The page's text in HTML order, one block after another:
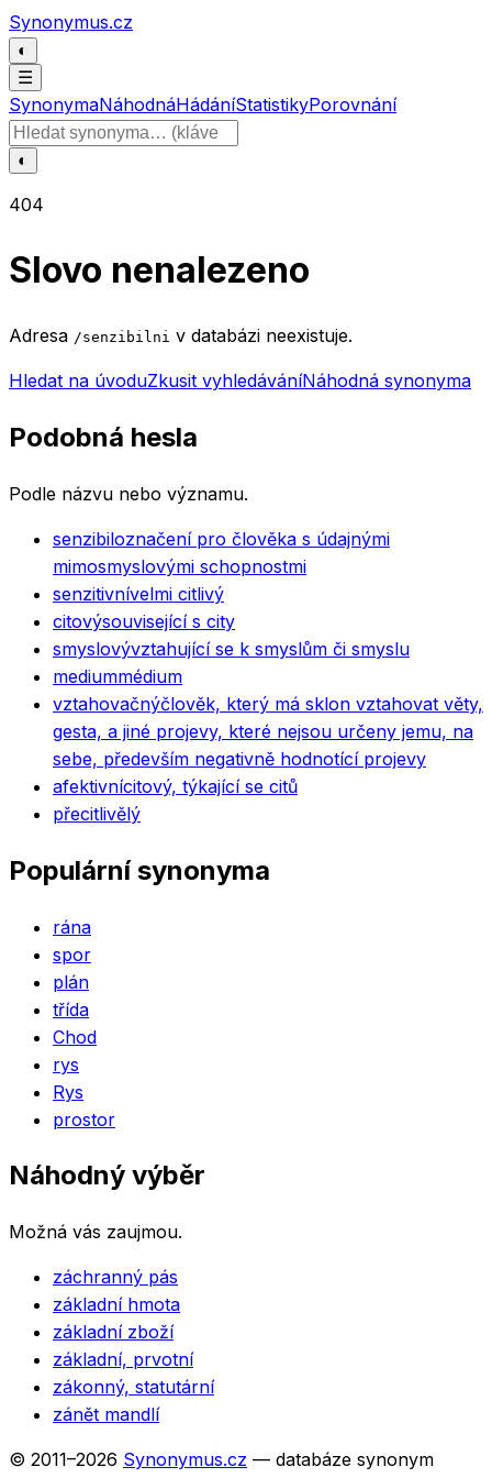
Přeskočit na obsah
Synonymus.cz
◐
☰
SynonymaNáhodnáHádáníStatistikyPorovnání
Hledat slovo
◐
404
Slovo nenalezeno
Adresa /senzibilni v databázi neexistuje.
Hledat na úvoduZkusit vyhledáváníNáhodná synonyma
Podobná hesla
Podle názvu nebo významu.
senzibiloznačení pro člověka s údajnými
mimosmyslovými schopnostmi
senzitivnívelmi citlivý
citovýsouvisející s city
smyslovývztahující se k smyslům či smyslu
mediummédium
vztahovačnýčlověk, který má sklon vztahovat věty,
gesta, a jiné projevy, které nejsou určeny jemu, na
sebe, především negativně hodnotící projevy
afektivnícitový, týkající se citů
přecitlivělý
Populární synonyma
rána
spor
plán
třída
Chod
rys
Rys
prostor
Náhodný výběr
Možná vás zaujmou.
záchranný pás
základní hmota
základní zboží
základní, prvotní
zákonný, statutární
zánět mandlí
© 2011–2026 Synonymus.cz — databáze synonym